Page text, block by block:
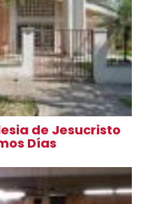
de Jesucristo
Días